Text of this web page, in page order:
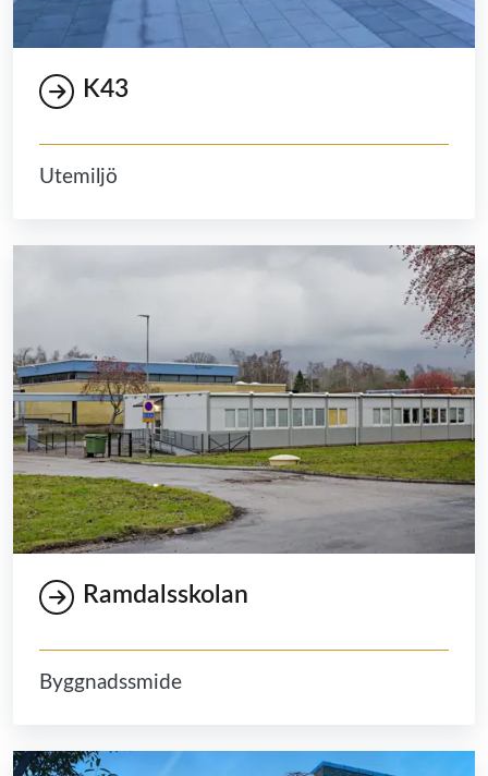
K43
Utemiljö
Ramdalsskolan
Byggnadssmide